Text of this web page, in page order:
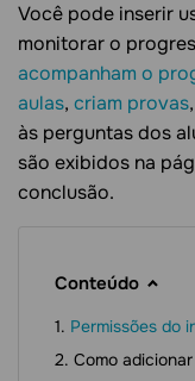
Você pode inserir
monitorar o
acompanham o
aulas, criam provas,
às perguntas dos
são exibidos na
conclusão.
Conteúdo
Permissões do
Como